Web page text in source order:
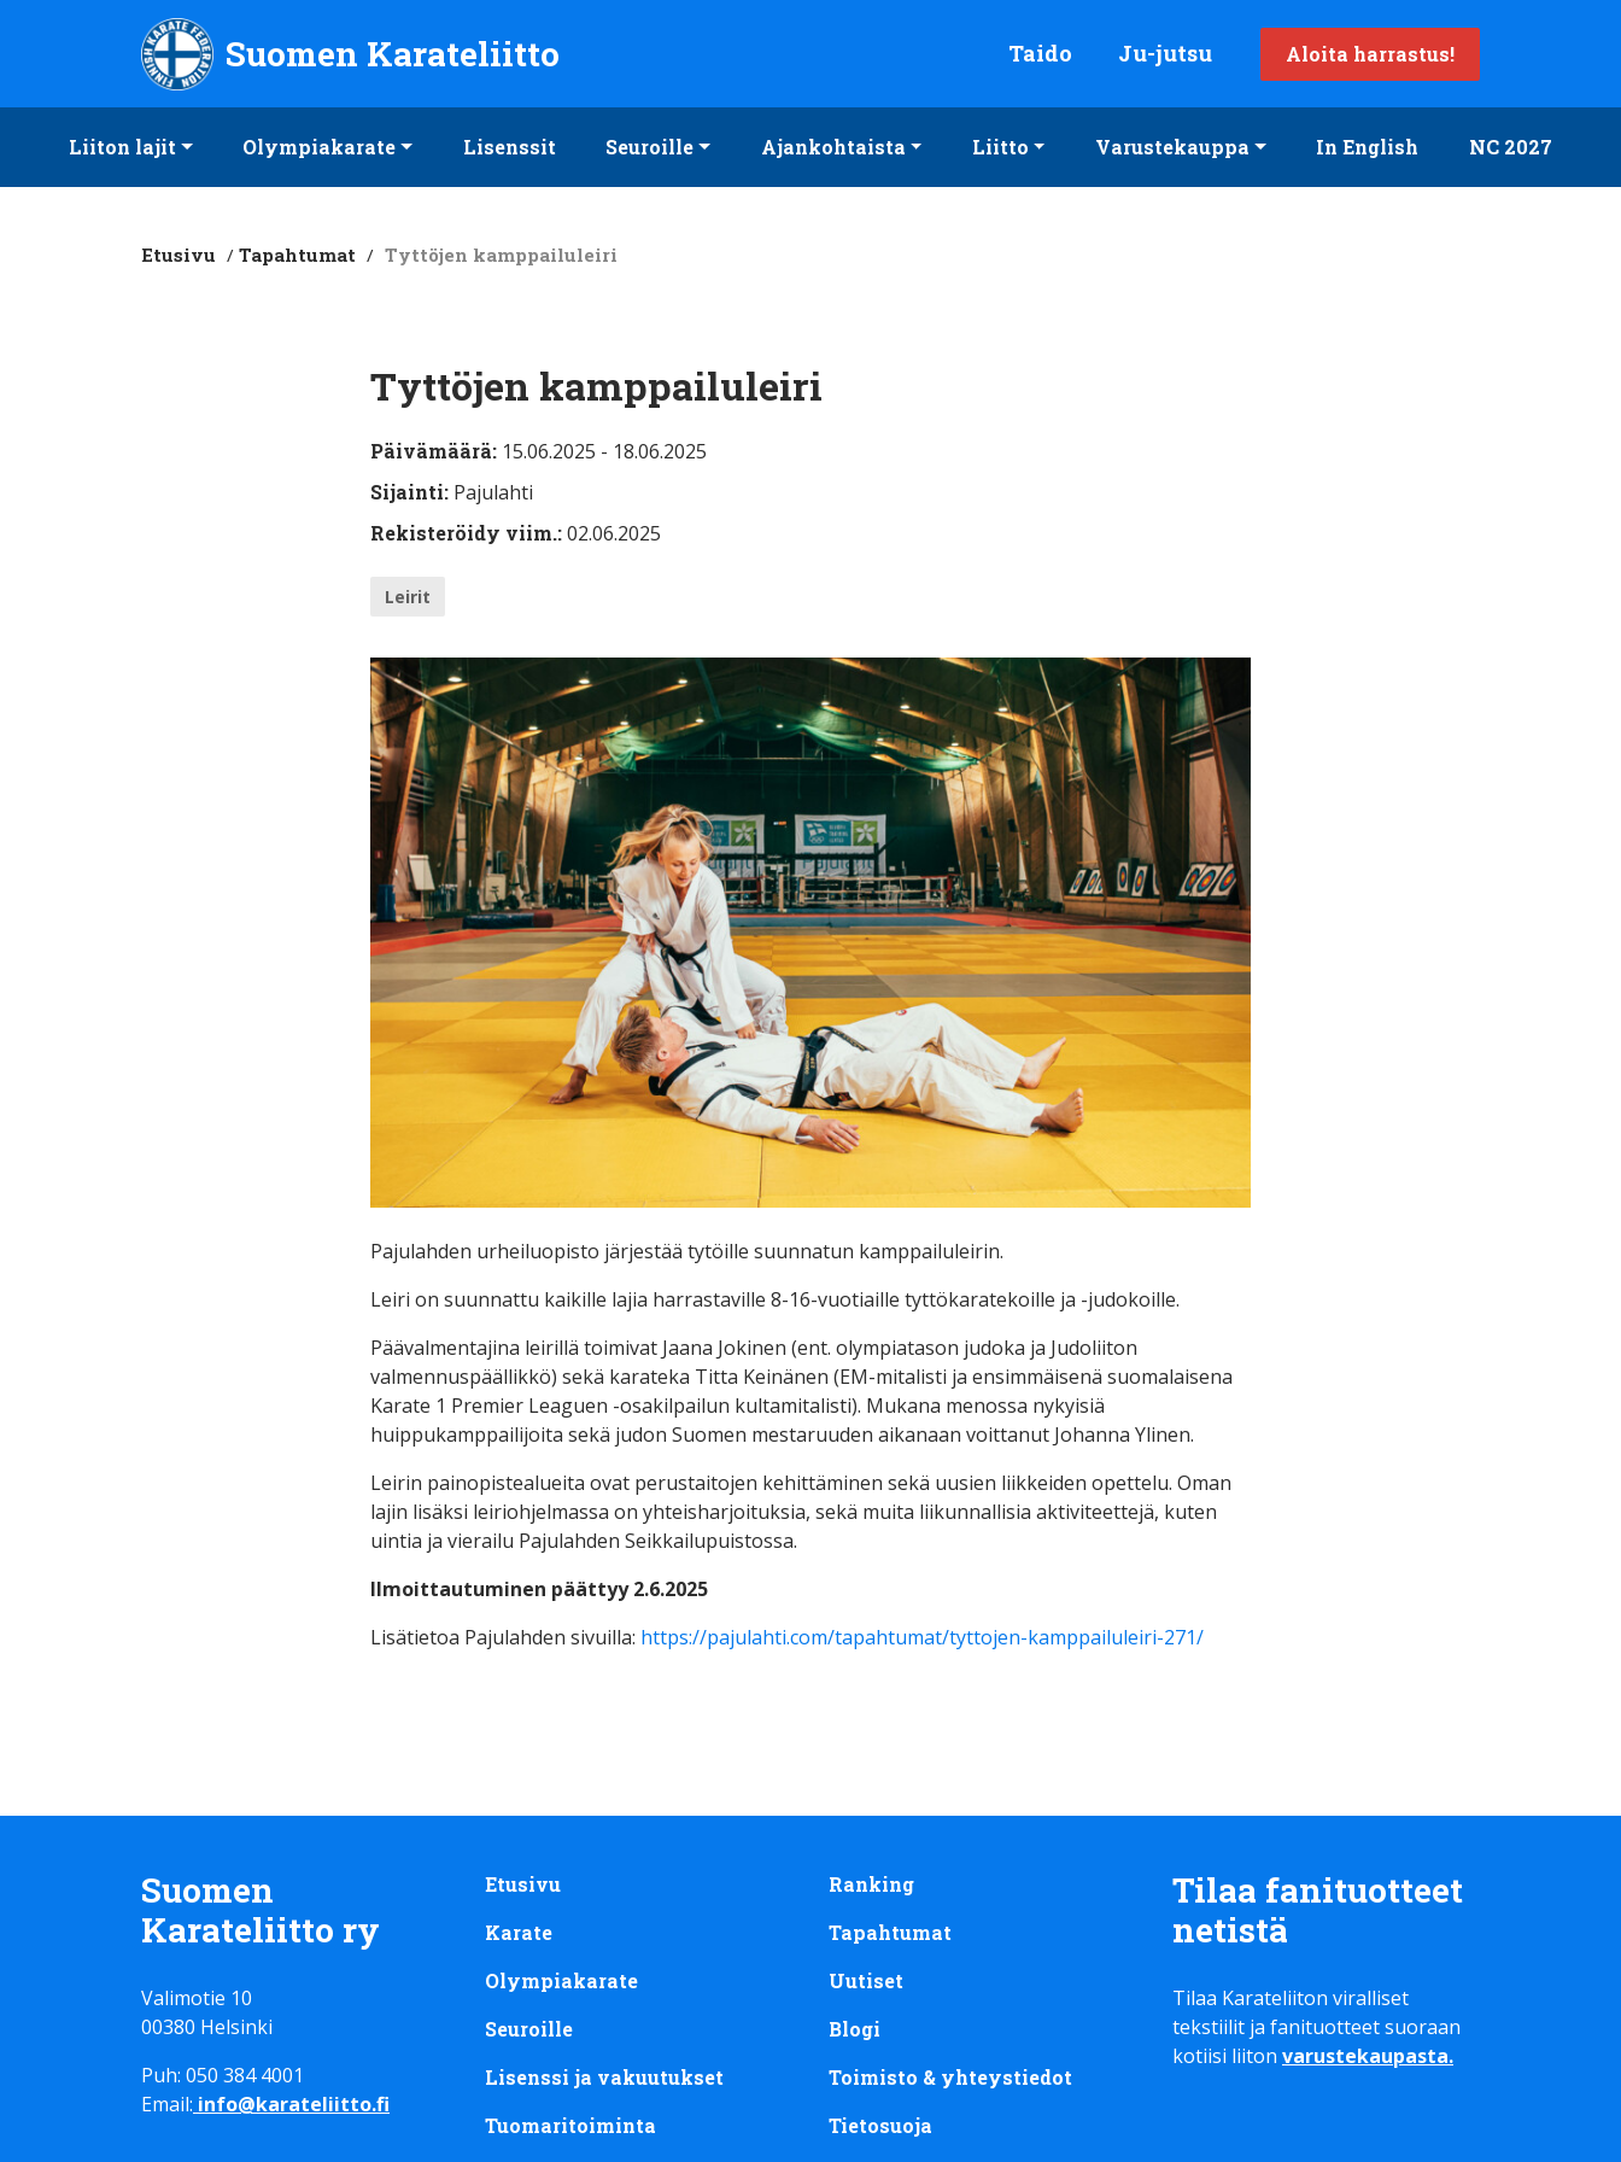
Suomen Karateliitto ry
Suomen Karateliitto Taido Ju-jutsu Aloita harrastus!
Liiton lajit Olympiakarate Lisenssit Seuroille Ajankohtaista Liitto Varustekauppa In English NC 2027
Etusivu / Tapahtumat / Tyttöjen kamppailuleiri
Tyttöjen kamppailuleiri
Päivämäärä: 15.06.2025 - 18.06.2025
Sijainti: Pajulahti
Rekisteröidy viim.:02.06.2025
Leirit
Pajulahden urheiluopisto järjestää tytöille suunnatun kamppailuleirin.
Leiri on suunnattu kaikille lajia harrastaville 8-16-vuotiaille tyttökaratekoille ja -judokoille.
Päävalmentajina leirillä toimivat Jaana Jokinen (ent. olympiatason judoka ja Judoliiton
valmennuspäällikkö) sekä karateka Titta Keinänen (EM-mitalisti ja ensimmäisenä suomalaisena
Karate 1 Premier Leaguen -osakilpailun kultamitalisti). Mukana menossa nykyisiä
huippukamppailijoita sekä judon Suomen mestaruuden aikanaan voittanut Johanna Ylinen.
Leirin painopistealueita ovat perustaitojen kehittäminen sekä uusien liikkeiden opettelu. Oman
lajin lisäksi leiriohjelmassa on yhteisharjoituksia, sekä muita liikunnallisia aktiviteettejä, kuten
uintia ja vierailu Pajulahden Seikkailupuistossa.
Ilmoittautuminen päättyy 2.6.2025
Lisätietoa Pajulahden sivuilla: https://pajulahti.com/tapahtumat/tyttojen-kamppailuleiri-271/
Suomen
Karateliitto ry
Valimotie 10
00380 Helsinki
Puh: 050 384 4001
Email: info@karateliitto.fi
Etusivu
Karate
Olympiakarate
Seuroille
Lisenssi ja vakuutukset
Tuomaritoiminta
Ranking
Tapahtumat
Uutiset
Blogi
Toimisto & yhteystiedot
Tietosuoja
Tilaa fanituotteet
netistä
Tilaa Karateliiton viralliset
tekstiilit ja fanituotteet suoraan
kotiisi liiton varustekaupasta.